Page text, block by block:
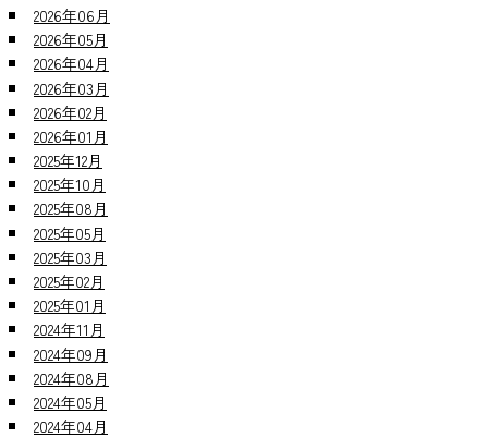
2026年06月
2026年05月
2026年04月
2026年03月
2026年02月
2026年01月
2025年12月
2025年10月
2025年08月
2025年05月
2025年03月
2025年02月
2025年01月
2024年11月
2024年09月
2024年08月
2024年05月
2024年04月